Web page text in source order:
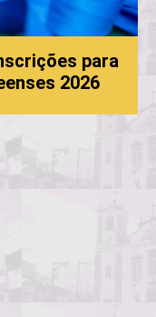
para
2026